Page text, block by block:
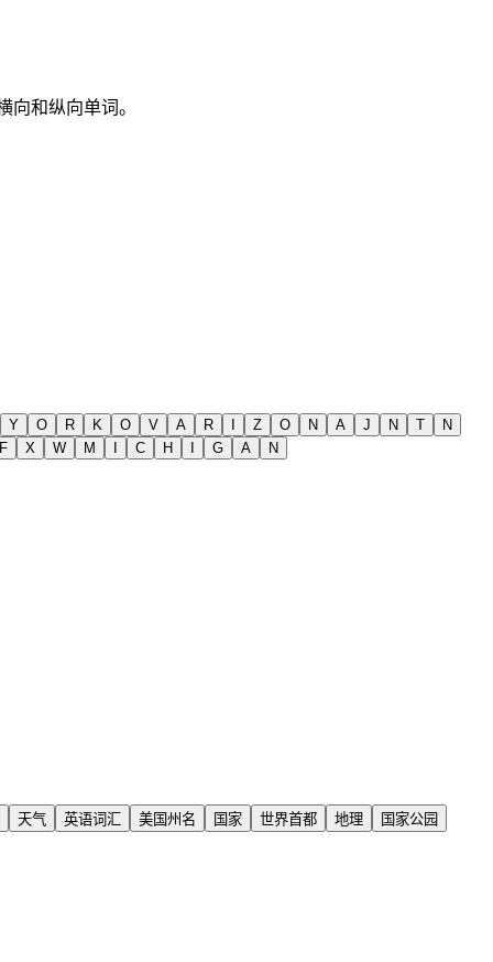
向和纵向单词。
Y O R K O V A R I Z O N A J N T
N
F X W M I C H I G A N
天气 英语词汇 美国州名 国家 世界首都 地理
国家公园